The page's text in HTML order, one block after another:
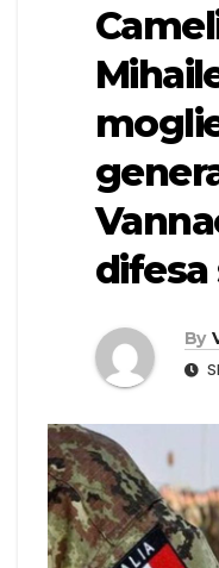
difesa
By